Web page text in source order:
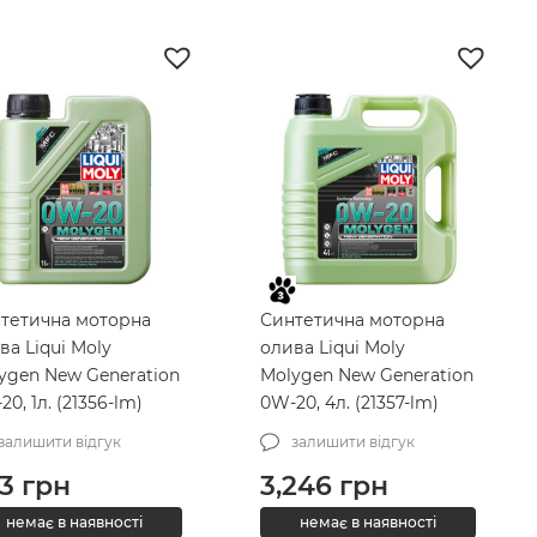
моторна
Liqui Moly
New Generation
1л. (21356-lm)
відгук
грн
немає в наявності
Синтетична моторна
олива Liqui Moly
Molygen New Generation
0W-20, 4л. (21357-lm)
залишити відгук
3,246 грн
немає в наявності